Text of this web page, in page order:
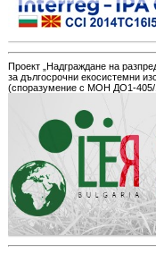
Проект „Надграждане на
за дългосрочни екосистемни
(споразумение с МОН ДО1-405/